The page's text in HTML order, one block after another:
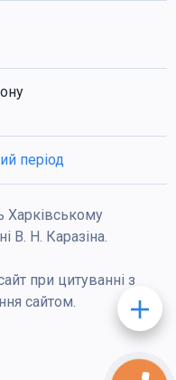
період
Харківському
В. Н. Каразіна.
при цитуванні з
сайтом.